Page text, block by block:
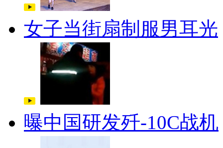
女子当街扇制服男耳光
曝中国研发歼-10C战机